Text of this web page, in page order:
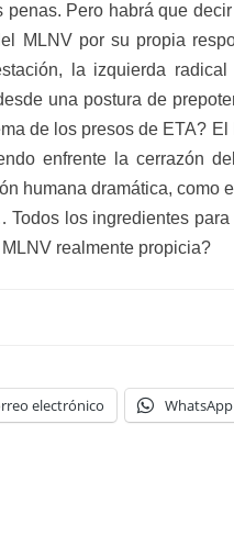
Pero habrá que
MLNV por su propia
la izquierda
una postura de
de los presos de ETA? El
enfrente la cerrazón
humana dramática, como
los ingredientes
realmente propicia?
electrónico WhatsApp